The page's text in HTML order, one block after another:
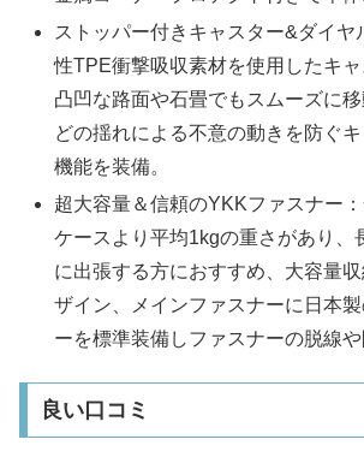
ストッパー付きキャスター&ダイヤ
性TPE衝撃吸収素材を使用したキャ
凸凹な路面や石畳でもスムーズに
どの揺れによる不意の動きを防ぐ
機能を装備。
超大容量＆信頼のYKKファスナー
ケースより平均1kgの重さがあり、
に出張する方におすすめ、大容量
ザイン、メインファスナーに日本
ーを標準装備しファスナーの脱線や
良い口コミ